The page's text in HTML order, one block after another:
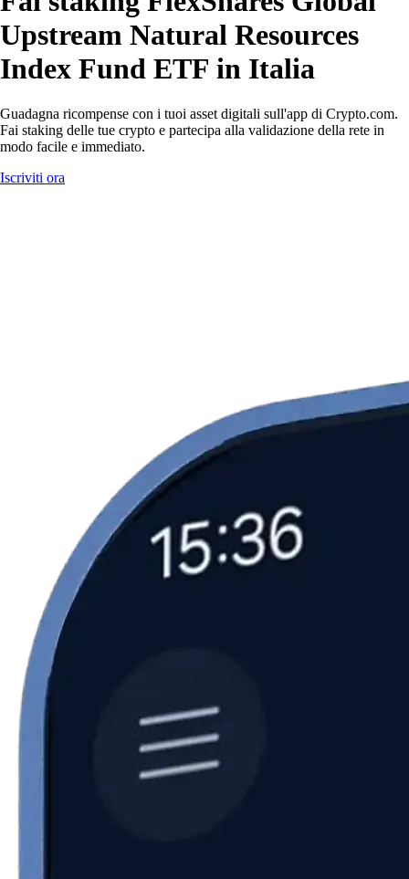
Upstream Natural Resources
Index Fund ETF in Italia
Guadagna ricompense con i tuoi asset digitali sull'app di Crypto.com.
Fai staking delle tue crypto e partecipa alla validazione della rete in
modo facile e immediato.
Iscriviti ora